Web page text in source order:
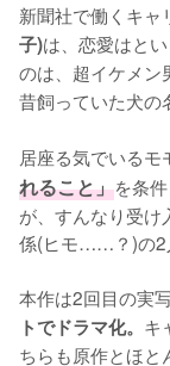
新聞社で働くキ
子)は、恋愛はと
のは、超イケメン
昔飼っていた犬の
居座る気でいる
れること」を条
が、すんなり受け
係(ヒモ……？)の2
本作は2回目の実写
トでドラマ化。 キ
ちらも原作とほと